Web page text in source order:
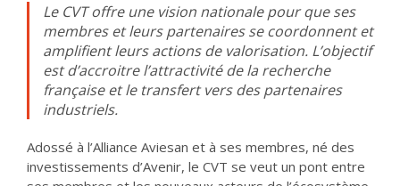
Le CVT offre une vision nationale pour que ses
membres et leurs partenaires se coordonnent et
amplifient leurs actions de valorisation. L’objectif
est d’accroitre l’attractivité de la recherche
française et le transfert vers des partenaires
industriels.
Adossé à l’Alliance Aviesan et à ses membres, né des
investissements d’Avenir, le CVT se veut un pont entre